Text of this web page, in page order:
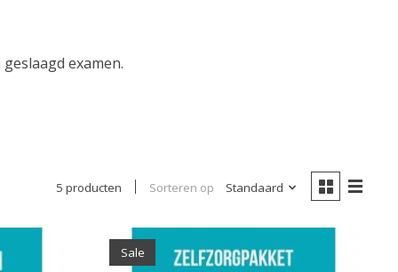
examen.
5 producten Sorteren op Standaard
Sale